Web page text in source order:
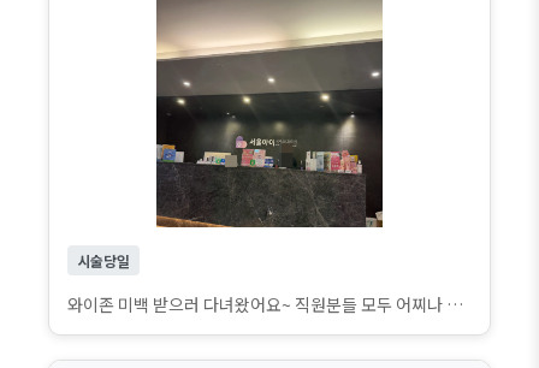
시술당일
와이존 미백 받으러 다녀왔어요~ 직원분들 모두 어찌나 친절하신지 처음부터 끝까지 편하게 받았어요. 무엇보다 지금까지 받아본 시술 중에서 와이존 미백이 가장 효과가 좋았어요 ?? 결과가 확실해서 너무 만족스러워요!